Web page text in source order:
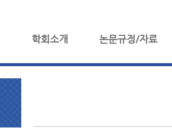
학회소개 논문규정/자료